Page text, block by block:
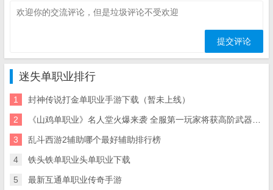
迷失单职业排行
1 封神传说打金单职业手游下载（暂未上线）
2 《山鸡单职业》名人堂火爆来袭 全服第一玩家将获高阶武器、最强神
3 乱斗西游2辅助哪个最好辅助排行榜
4 铁头铁单职业头单职业下载
5 最新互通单职业传奇手游